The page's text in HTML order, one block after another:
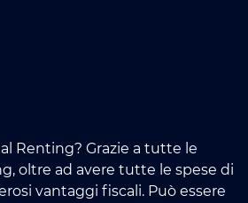
Renting? Grazie a tutte le
oltre ad avere tutte le spese di
vantaggi fiscali. Può essere